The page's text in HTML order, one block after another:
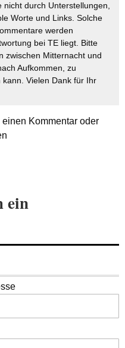
nicht durch Unterstellungen,
Worte und Links. Solche
werden
bei TE liegt. Bitte
zwischen Mitternacht und
Aufkommen, zu
Vielen Dank für Ihr
Kommentar oder
ein